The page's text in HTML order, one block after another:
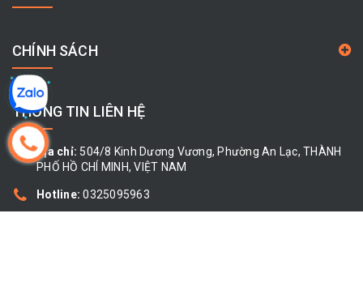
CHÍNH SÁCH
THÔNG TIN LIÊN HỆ
Địa chỉ: 504/8 Kinh Dương Vương, Phường An Lạc, THÀNH
PHỐ HỒ CHÍ MINH, VIỆT NAM
Hotline:0325095963